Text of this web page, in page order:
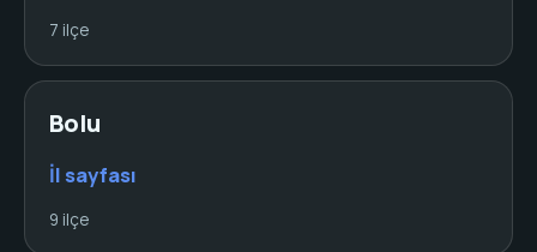
7 ilçe
Bolu
İl sayfası
9 ilçe